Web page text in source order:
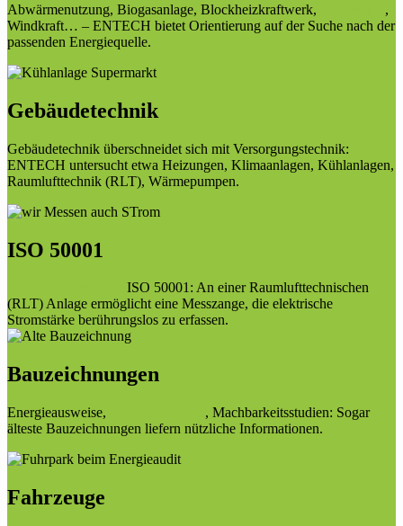
Abwärmenutzung, Biogasanlage, Blockheizkraftwerk,
,
Windkraft… – ENTECH bietet Orientierung auf der Suche nach der
passenden Energiequelle.
Gebäudetechnik
Gebäudetechnik überschneidet sich mit Versorgungstechnik:
ENTECH untersucht etwa Heizungen, Klimaanlagen, Kühlanlagen,
Raumlufttechnik (RLT), Wärmepumpen.
ISO 50001
ISO 50001: An einer Raumlufttechnischen
(RLT) Anlage ermöglicht eine Messzange, die elektrische
Stromstärke berührungslos zu erfassen.
Bauzeichnungen
Energieausweise,
, Machbarkeitsstudien: Sogar
älteste Bauzeichnungen liefern nützliche Informationen.
Fahrzeuge